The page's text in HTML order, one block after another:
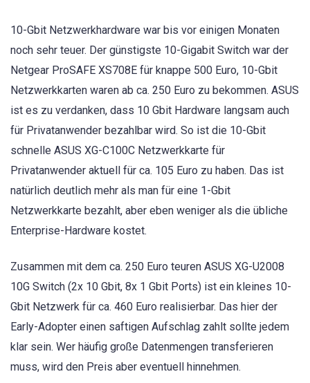
10-Gbit Netzwerkhardware war bis vor einigen Monaten
noch sehr teuer. Der günstigste 10-Gigabit Switch war der
Netgear ProSAFE XS708E für knappe 500 Euro, 10-Gbit
Netzwerkkarten waren ab ca. 250 Euro zu bekommen. ASUS
ist es zu verdanken, dass 10 Gbit Hardware langsam auch
für Privatanwender bezahlbar wird. So ist die 10-Gbit
schnelle ASUS XG-C100C Netzwerkkarte für
Privatanwender aktuell für ca. 105 Euro zu haben. Das ist
natürlich deutlich mehr als man für eine 1-Gbit
Netzwerkkarte bezahlt, aber eben weniger als die übliche
Enterprise-Hardware kostet.
Zusammen mit dem ca. 250 Euro teuren ASUS XG-U2008
10G Switch (2x 10 Gbit, 8x 1 Gbit Ports) ist ein kleines 10-
Gbit Netzwerk für ca. 460 Euro realisierbar. Das hier der
Early-Adopter einen saftigen Aufschlag zahlt sollte jedem
klar sein. Wer häufig große Datenmengen transferieren
muss, wird den Preis aber eventuell hinnehmen.